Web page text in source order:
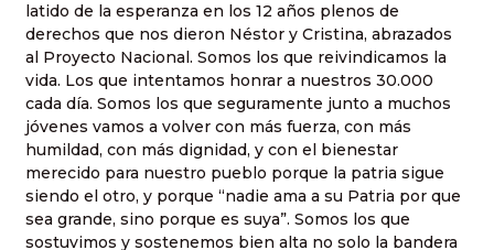
latido de la esperanza en los 12 años plenos de
derechos que nos dieron Néstor y Cristina, abrazados
al Proyecto Nacional. Somos los que reivindicamos la
vida. Los que intentamos honrar a nuestros 30.000
cada día. Somos los que seguramente junto a muchos
jóvenes vamos a volver con más fuerza, con más
humildad, con más dignidad, y con el bienestar
merecido para nuestro pueblo porque la patria sigue
siendo el otro, y porque “nadie ama a su Patria por que
sea grande, sino porque es suya”. Somos los que
sostuvimos y sostenemos bien alta no solo la bandera